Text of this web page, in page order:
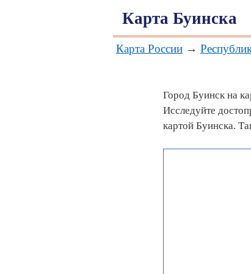
Карта Буинска
Карта России →
Город Буинск на
Исследуйте
картой Буинска.